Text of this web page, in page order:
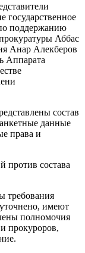
поддержанию
Аббас
Анар Алекберов
Аппарата
состав
данные
права и
против состава
требования
уточнено, имеют
полномочия
прокуроров,